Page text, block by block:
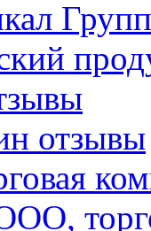
Групп
отзывы